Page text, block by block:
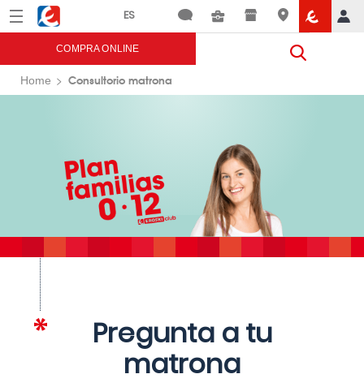
Menú Eroski
COMPRA ONLINE
Home Consultorio matrona
Pregunta a tu
matrona